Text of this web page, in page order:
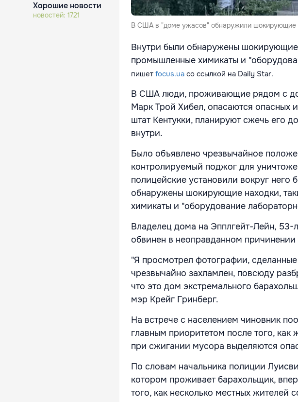
Хорошие новости
новостей: 1721
В США в "доме ужасов" обнаружили шокирующие
Внутри были обнаружены шокирующие
промышленные химикаты и
пишет focus.ua со ссылкой на Daily Star.
В США люди, проживающие рядом с
Марк Трой Хибел, опасаются опасных
штат Кентукки, планируют сжечь его
внутри.
Было объявлено чрезвычайное
контролируемый поджог для
полицейские установили вокруг него
обнаружены шокирующие находки,
химикаты и "оборудование
Владелец дома на Эпплгейт-Лейн, 53-
обвинен в неоправданном
"Я просмотрел фотографии,
чрезвычайно захламлен, повсюду
что это дом экстремального
мэр Крейг Гринберг.
На встрече с населением чиновник
главным приоритетом после того, как
при сжигании мусора выделяются
По словам начальника полиции
котором проживает барахольщик,
того, как несколько местных